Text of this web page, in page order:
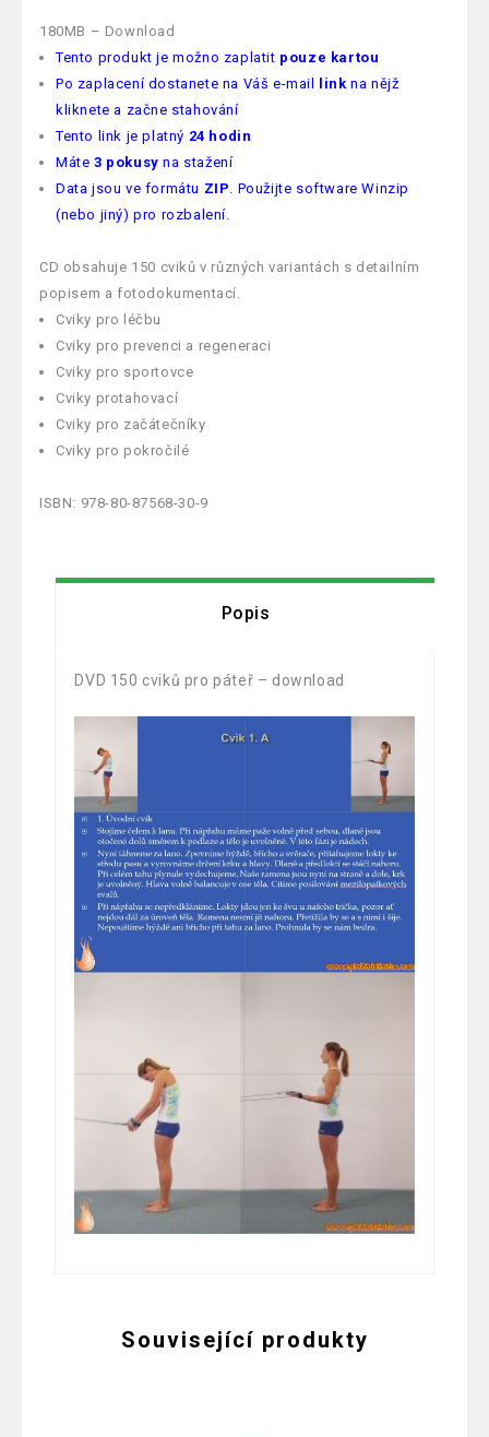
180MB – Download
Tento produkt je možno zaplatit pouze kartou
Po zaplacení dostanete na Váš e-mail link na nějž
kliknete a začne stahování
Tento link je platný 24 hodin
Máte 3 pokusy na stažení
Data jsou ve formátu ZIP . Použijte software Winzip
(nebo jiný) pro rozbalení.
CD obsahuje 150 cviků v různých variantách s detailním
popisem a fotodokumentací.
Cviky pro léčbu
Cviky pro prevenci a regeneraci
Cviky pro sportovce
Cviky protahovací
Cviky pro začátečníky
Cviky pro pokročilé
ISBN: 978-80-87568-30-9
Popis
DVD 150 cviků pro páteř – download
Související produkty